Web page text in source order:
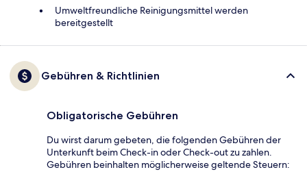
Umweltfreundliche Reinigungsmittel werden
bereitgestellt
Gebühren & Richtlinien
Obligatorische Gebühren
Du wirst darum gebeten, die folgenden Gebühren der
Unterkunft beim Check-in oder Check-out zu zahlen.
Gebühren beinhalten möglicherweise geltende Steuern: